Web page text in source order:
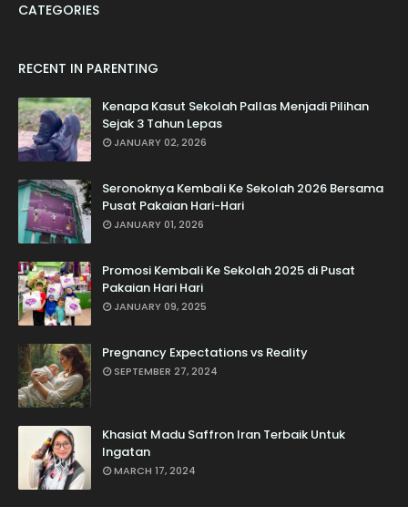
CATEGORIES
RECENT IN PARENTING
Kenapa Kasut Sekolah Pallas Menjadi Pilihan
Sejak 3 Tahun Lepas
JANUARY 02, 2026
Seronoknya Kembali Ke Sekolah 2026 Bersama
Pusat Pakaian Hari-Hari
JANUARY 01, 2026
Promosi Kembali Ke Sekolah 2025 di Pusat
Pakaian Hari Hari
JANUARY 09, 2025
Pregnancy Expectations vs Reality
SEPTEMBER 27, 2024
Khasiat Madu Saffron Iran Terbaik Untuk
Ingatan
MARCH 17, 2024